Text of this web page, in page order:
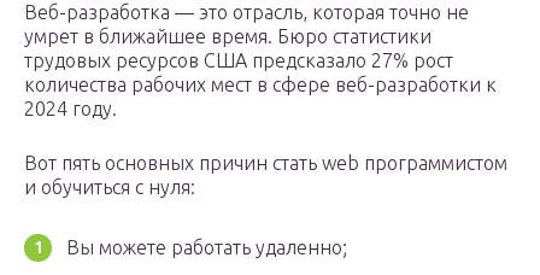
Веб-разработка — это отрасль, которая точно не
умрет в ближайшее время. Бюро статистики
трудовых ресурсов США предсказало 27% рост
количества рабочих мест в сфере веб-разработки к
2024 году.
Вот пять основных причин стать web программистом
и обучиться с нуля:
Вы можете работать удаленно;